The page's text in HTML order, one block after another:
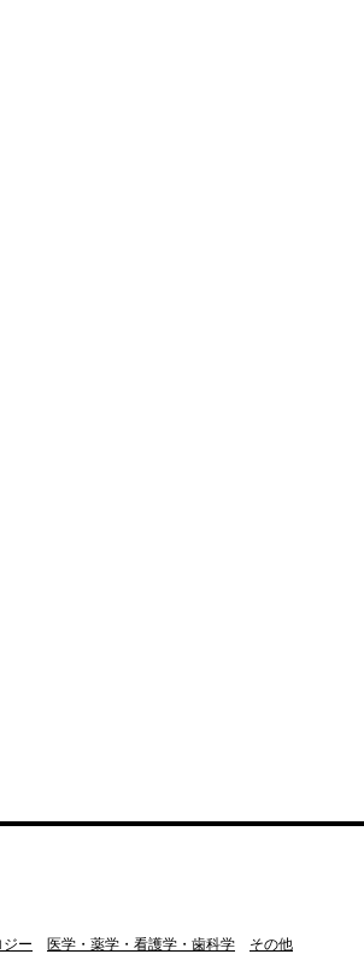
ー 医学・薬学・看護学・歯科学 その他